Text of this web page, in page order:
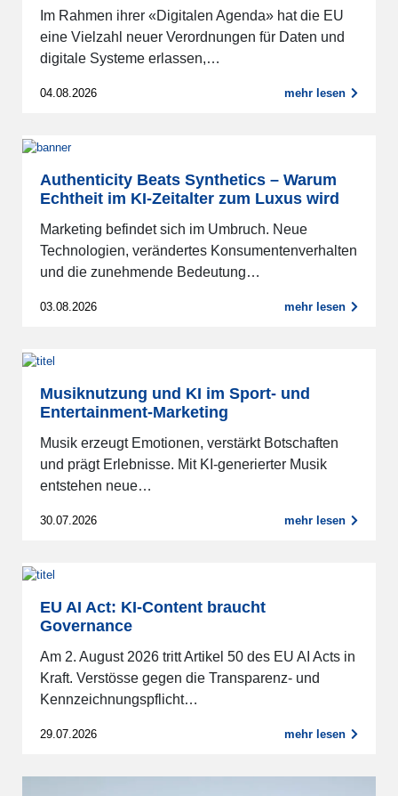
Im Rahmen ihrer «Digitalen Agenda» hat die EU
eine Vielzahl neuer Verordnungen für Daten und
digitale Systeme erlassen,…
04.08.2026 mehr lesen
Authenticity Beats Synthetics – Warum
Echtheit im KI-Zeitalter zum Luxus wird
Marketing befindet sich im Umbruch. Neue
Technologien, verändertes Konsumentenverhalten
und die zunehmende Bedeutung…
03.08.2026 mehr lesen
Musiknutzung und KI im Sport- und
Entertainment-Marketing
Musik erzeugt Emotionen, verstärkt Botschaften
und prägt Erlebnisse. Mit KI-generierter Musik
entstehen neue…
30.07.2026 mehr lesen
EU AI Act: KI-Content braucht
Governance
Am 2. August 2026 tritt Artikel 50 des EU AI Acts in
Kraft. Verstösse gegen die Transparenz- und
Kennzeichnungspflicht…
29.07.2026 mehr lesen